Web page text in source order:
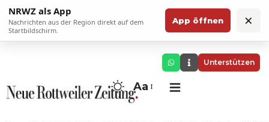
NRWZ als App
Nachrichten aus der Region direkt auf dem
Startbildschirm.
App öffnen ×
Unterstützen
Aa